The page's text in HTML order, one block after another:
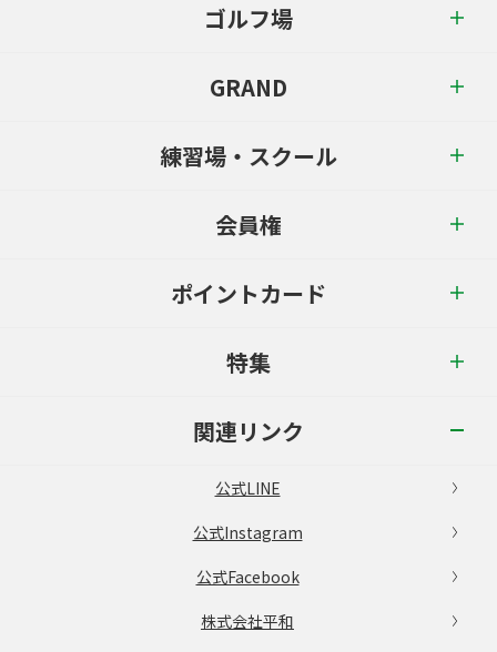
ゴルフ場
GRAND
練習場・スクール
会員権
ポイントカード
特集
関連リンク
公式LINE
公式Instagram
公式Facebook
株式会社平和